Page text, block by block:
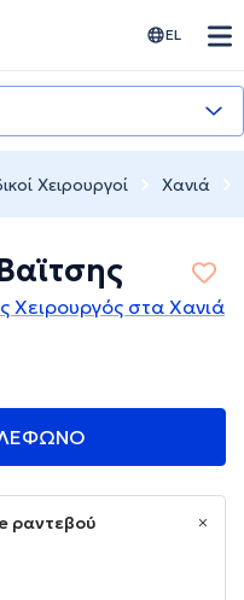
EL
Χειρουργοί Χανιά
Χειρουργός στα Χανιά
ραντεβού